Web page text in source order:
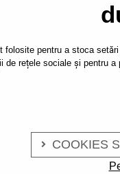
folosite pentru a stoca
de rețele sociale și pentru
 COOKIES
5 uși
- 3/5 uşi -
3/5 UŞI -
CU